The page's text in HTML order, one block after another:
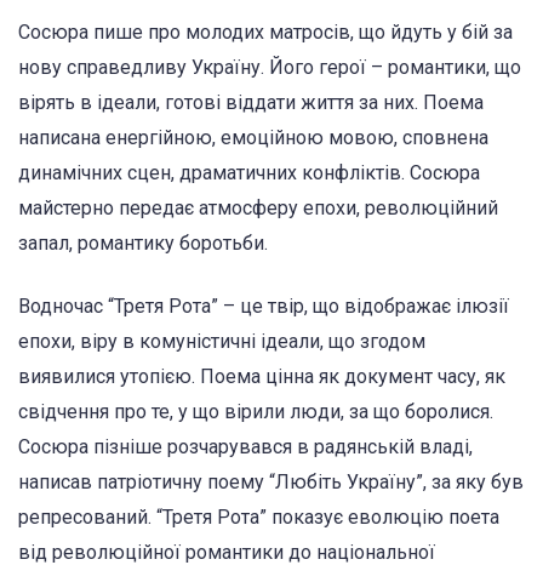
Сосюра пише про молодих матросів, що йдуть у бій за
нову справедливу Україну. Його герої – романтики, що
вірять в ідеали, готові віддати життя за них. Поема
написана енергійною, емоційною мовою, сповнена
динамічних сцен, драматичних конфліктів. Сосюра
майстерно передає атмосферу епохи, революційний
запал, романтику боротьби.
Водночас “Третя Рота” – це твір, що відображає ілюзії
епохи, віру в комуністичні ідеали, що згодом
виявилися утопією. Поема цінна як документ часу, як
свідчення про те, у що вірили люди, за що боролися.
Сосюра пізніше розчарувався в радянській владі,
написав патріотичну поему “Любіть Україну”, за яку був
репресований. “Третя Рота” показує еволюцію поета
від революційної романтики до національної